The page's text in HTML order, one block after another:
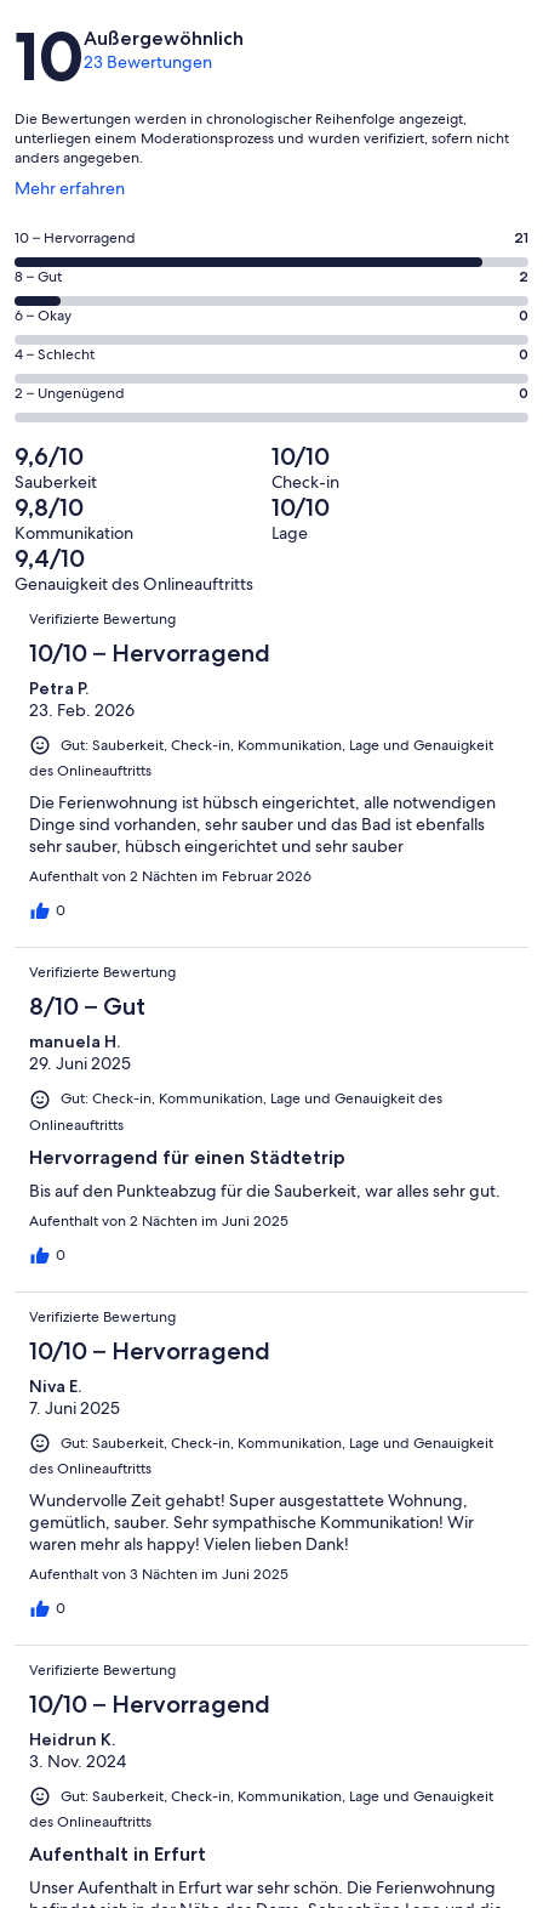
Bewertungen
10Außergewöhnlich
23 Bewertungen
Die Bewertungen werden in chronologischer Reihenfolge angezeigt,
unterliegen einem Moderationsprozess und wurden verifiziert, sofern nicht
anders angegeben.
Mehr erfahren
Wird
einem
neuen
Fenster
geöffnet
21
von
insgesamt
23
Gästebewertungen
haben
eine
Bewertung
von
10
-
Hervorragend
10 – Hervorragend 21
2
von
insgesamt
23
Gästebewertungen
haben
Bewertung
von
8
-
Gut
8 – Gut 2
0
von
insgesamt
23
Gästebewertungen
haben
eine
Bewertung
von
6
-
Okay
6 – Okay 0
0
von
insgesamt
Gästebewertungen
haben
eine
Bewertung
von
4
Schlecht
4 – Schlecht 0
0
von
insgesamt
23
Gästebewertungen
haben
eine
Bewertung
Ungenügend
2 – Ungenügend 0
9,6/10
Sauberkeit
10/10
Check-in
9,8/10
Kommunikation
10/10
Lage
9,4/10
Genauigkeit des Onlineauftritts
Bewertungen
Verifizierte Bewertung
10/10 – Hervorragend
Petra P.
23. Feb. 2026
Gut: Sauberkeit, Check-in, Kommunikation, Lage und Genauigkeit
des Onlineauftritts
Die Ferienwohnung ist hübsch eingerichtet, alle notwendigen
Dinge sind vorhanden, sehr sauber und das Bad ist ebenfalls
sehr sauber, hübsch eingerichtet und sehr sauber
Aufenthalt von 2 Nächten im Februar 2026
0
Verifizierte Bewertung
8/10 – Gut
manuela H.
29. Juni 2025
Gut: Check-in, Kommunikation, Lage und Genauigkeit des
Onlineauftritts
Hervorragend für einen Städtetrip
Bis auf den Punkteabzug für die Sauberkeit, war alles sehr gut.
Aufenthalt von 2 Nächten im Juni 2025
0
Verifizierte Bewertung
10/10 – Hervorragend
Niva E.
7. Juni 2025
Gut: Sauberkeit, Check-in, Kommunikation, Lage und Genauigkeit
des Onlineauftritts
Wundervolle Zeit gehabt! Super ausgestattete Wohnung,
gemütlich, sauber. Sehr sympathische Kommunikation! Wir
waren mehr als happy! Vielen lieben Dank!
Aufenthalt von 3 Nächten im Juni 2025
0
Verifizierte Bewertung
10/10 – Hervorragend
Heidrun K.
3. Nov. 2024
Gut: Sauberkeit, Check-in, Kommunikation, Lage und Genauigkeit
des Onlineauftritts
Aufenthalt in Erfurt
Unser Aufenthalt in Erfurt war sehr schön. Die Ferienwohnung